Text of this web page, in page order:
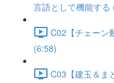
言語として機能する
C02【チェーン
(6:58)
C03【建玉＆ま